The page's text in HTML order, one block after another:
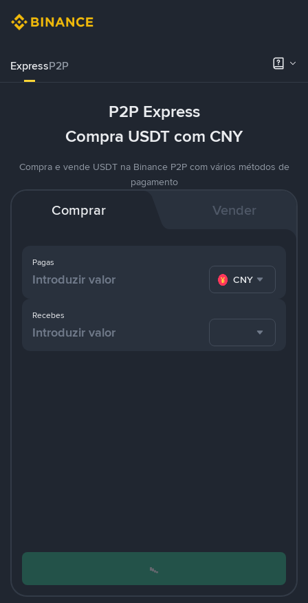
ExpressP2P
P2P Express
Compra USDT com CNY
Compra e vende USDT na Binance P2P com vários métodos de
pagamento
Comprar Vender
Pagas
CNY
Recebes